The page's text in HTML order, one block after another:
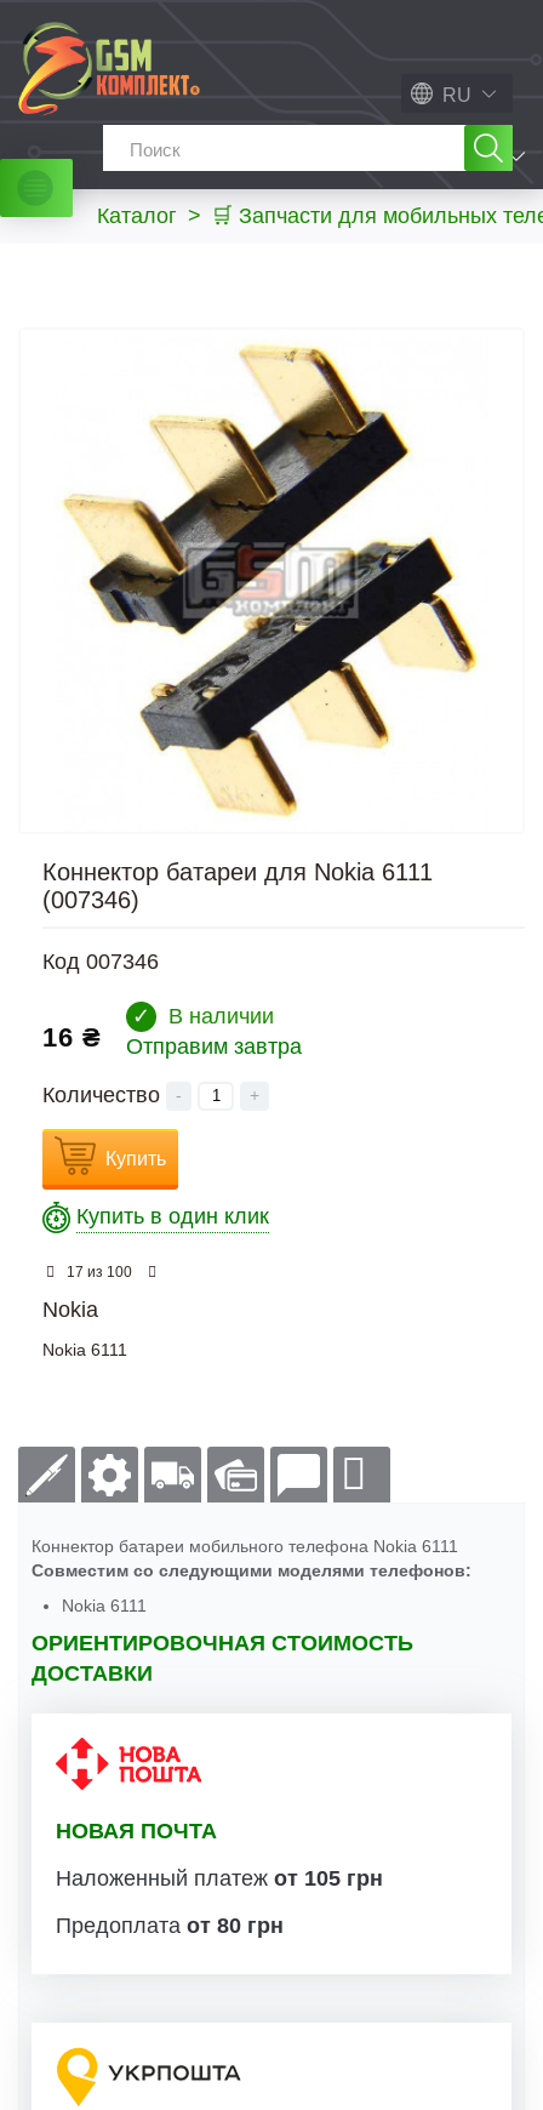
RU
МЕНЮ
Каталог > 🛒 Запчасти для мобильных
Коннектор батареи для Nokia 6111
(007346)
Код 007346
16 ₴
✓
В наличии
Отправим завтра
Количество
- +
Купить
Купить в один клик
17 из 100
Nokia
Nokia 6111
Коннектор батареи мобильного телефона Nokia 6111
Совместим со следующими моделями телефонов:
Nokia 6111
ОРИЕНТИРОВОЧНАЯ СТОИМОСТЬ
ДОСТАВКИ
НОВАЯ ПОЧТА
Наложенный платеж от 105 грн
Предоплата от 80 грн